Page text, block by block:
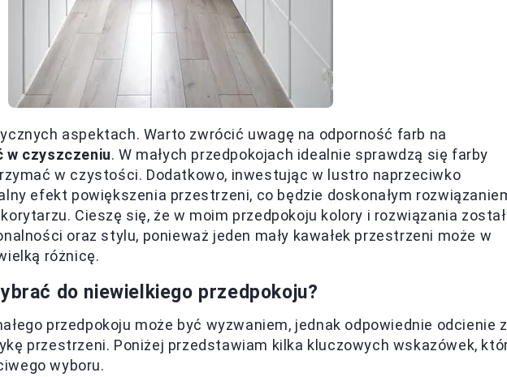
aspektach. Warto zwrócić uwagę na odporność farb na
w czyszczeniu. W małych przedpokojach idealnie sprawdzą się farby
w czystości. Dodatkowo, inwestując w lustro naprzeciwko
efekt powiększenia przestrzeni, co będzie doskonałym
Cieszę się, że w moim przedpokoju kolory i rozwiązania
oraz stylu, ponieważ jeden mały kawałek przestrzeni może w
różnicę.
do niewielkiego przedpokoju?
przedpokoju może być wyzwaniem, jednak odpowiednie odcienie z
przestrzeni. Poniżej przedstawiam kilka kluczowych wskazówek,
wyboru.